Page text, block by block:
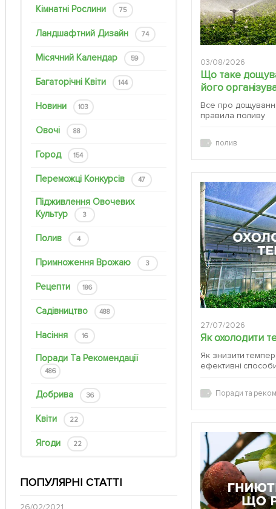
Кімнатні Рослини 75
Ландшафтний Дизайн 74
Місячний Календар 59
Багаторічні Квіти 144
Новини 103
Овочі 88
Город 154
Переможці Конкурсів 47
Підживлення Овочевих
Культур
3
Полив 4
Примноження Врожаю 3
Рецепти 186
Садівництво 488
Насіння 16
Поради Та Рекомендації
486
Добрива 36
Квіти 22
Ягоди 22
ПОПУЛЯРНІ СТАТТІ
03/08/2026
Що таке
його
Все про
правила поливу
полив
27/07/2026
Як охолодити
Як знизити
ефективні
Поради та